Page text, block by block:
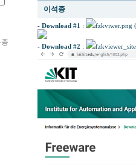
이석종
- Download #1 : fzkviwer.png
- Download #2 :